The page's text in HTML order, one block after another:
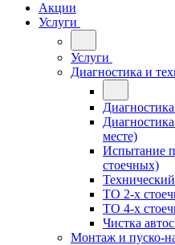
Акции
Услуги
Услуги
Диагностика и
месте)
Испытание
стоечных)
ТО 2-х
ТО 4-х
Чистка
Монтаж и пуско-